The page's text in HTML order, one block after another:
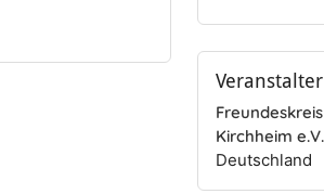
Veranstalter
Kirchheim e.V.
Deutschland